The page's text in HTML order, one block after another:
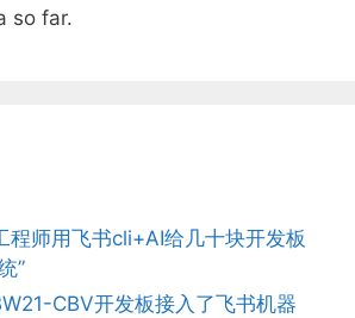
so far.
程师用飞书cli+AI给几十块开发板
”
CBV开发板接入了飞书机器